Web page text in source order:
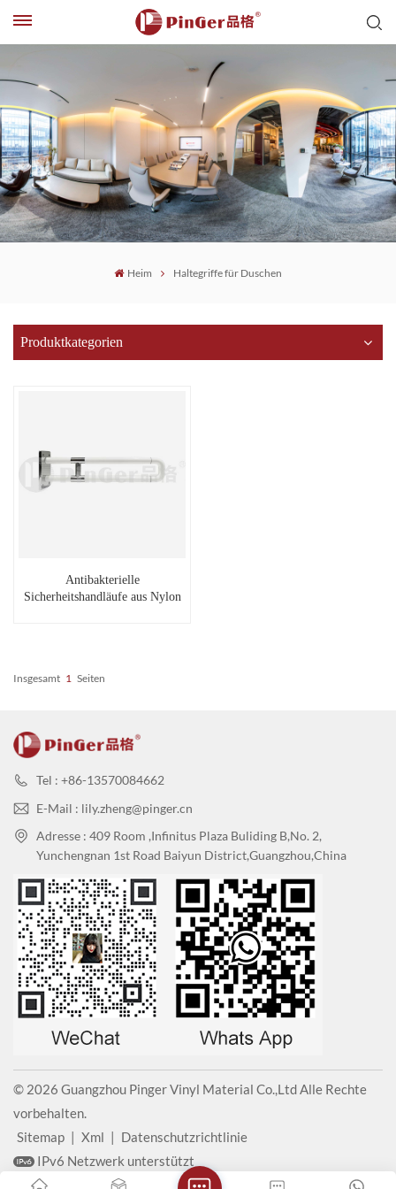
Heim Haltegriffe für Duschen
Produktkategorien
Antibakterielle
Sicherheitshandläufe aus Nylon
Insgesamt 1 Seiten
Tel : +86-13570084662
E-Mail : lily.zheng@pinger.cn
Adresse : 409 Room ,Infinitus Plaza Buliding B,No. 2,
Yunchengnan 1st Road Baiyun District,Guangzhou,China
© 2026 Guangzhou Pinger Vinyl Material Co.,Ltd Alle Rechte
vorbehalten.
Sitemap | Xml | Datenschutzrichtlinie
IPv6 Netzwerk unterstützt